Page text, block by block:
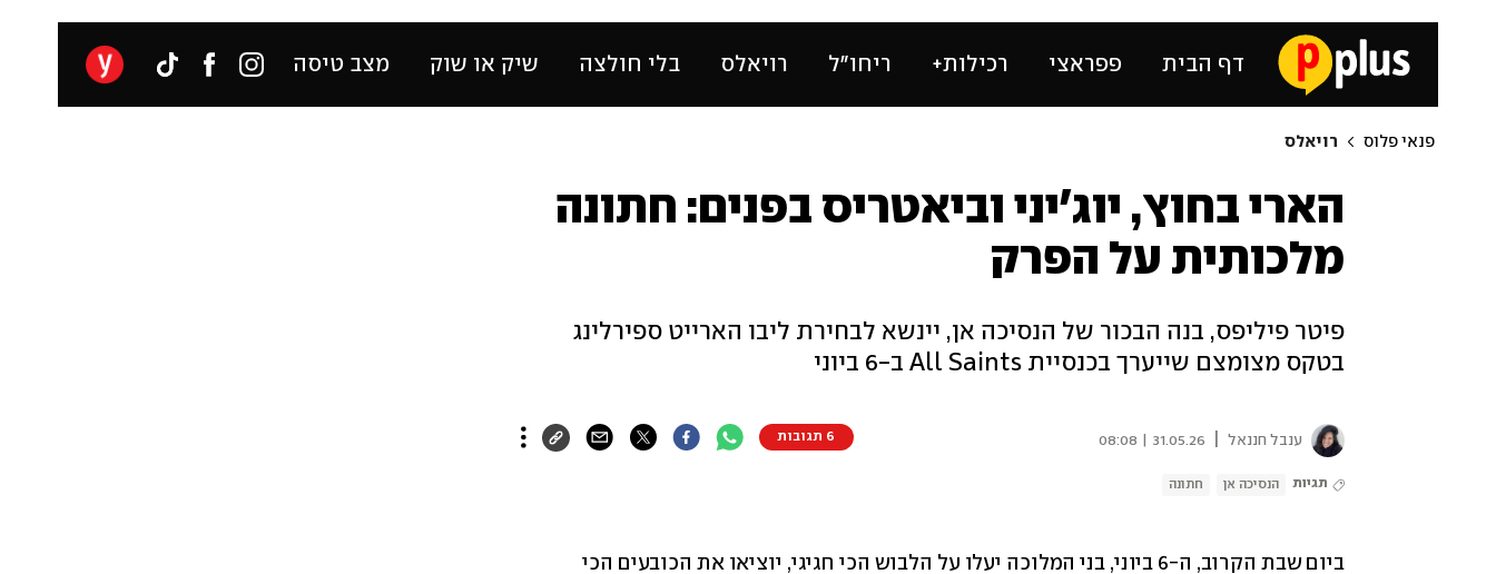
דף הבית פפראצי רכילות+ ריחו״ל רויאלס בלי חולצה שיק או שוק מצב טיסה
פנאי פלוס רויאלס
הארי בחוץ, יוג'יני וביאטריס בפנים: חתונה
מלכותית על הפרק
פיטר פיליפס, בנה הבכור של הנסיכה אן, יינשא לבחירת ליבו הארייט ספירלינג
בטקס מצומצם שייערך בכנסיית All Saints ב-6 ביוני
ענבל חננאל 31.05.26 | 08:08 6 תגובות
תגיות הנסיכה אן חתונה
ביום שבת הקרוב, ה-6 ביוני, בני המלוכה יעלו על הלבוש הכי חגיגי, יוציאו את הכובעים הכי